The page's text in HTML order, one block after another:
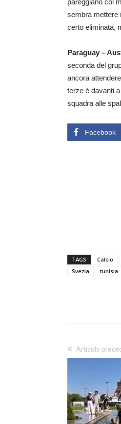
pareggiano col
sembra mettere
certo eliminata,
Paraguay –
seconda del
ancora
terze è davanti
squadra alle
Facebook
TAGS Calcio
Svezia
tunisia
Articolo